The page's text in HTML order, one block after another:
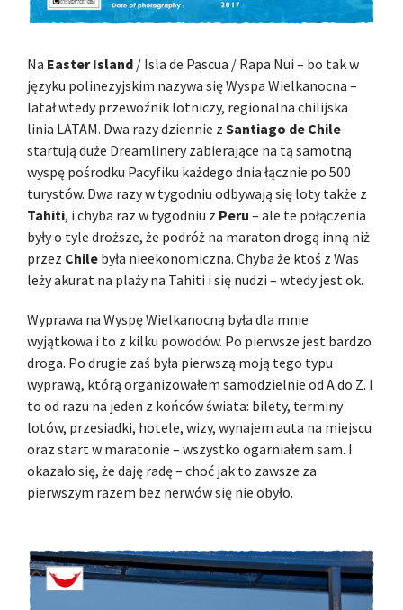
Na Easter Island / Isla de Pascua / Rapa Nui – bo tak w
języku polinezyjskim nazywa się Wyspa Wielkanocna –
latał wtedy przewoźnik lotniczy, regionalna chilijska
linia LATAM. Dwa razy dziennie z Santiago de Chile
startują duże Dreamlinery zabierające na tą samotną
wyspę pośrodku Pacyfiku każdego dnia łącznie po 500
turystów. Dwa razy w tygodniu odbywają się loty także z
Tahiti, i chyba raz w tygodniu z Peru – ale te połączenia
były o tyle droższe, że podróż na maraton drogą inną niż
przez Chile była nieekonomiczna. Chyba że ktoś z Was
leży akurat na plaży na Tahiti i się nudzi – wtedy jest ok.
Wyprawa na Wyspę Wielkanocną była dla mnie
wyjątkowa i to z kilku powodów. Po pierwsze jest bardzo
droga. Po drugie zaś była pierwszą moją tego typu
wyprawą, którą organizowałem samodzielnie od A do Z. I
to od razu na jeden z końców świata: bilety, terminy
lotów, przesiadki, hotele, wizy, wynajem auta na miejscu
oraz start w maratonie – wszystko ogarniałem sam. I
okazało się, że daję radę – choć jak to zawsze za
pierwszym razem bez nerwów się nie obyło.